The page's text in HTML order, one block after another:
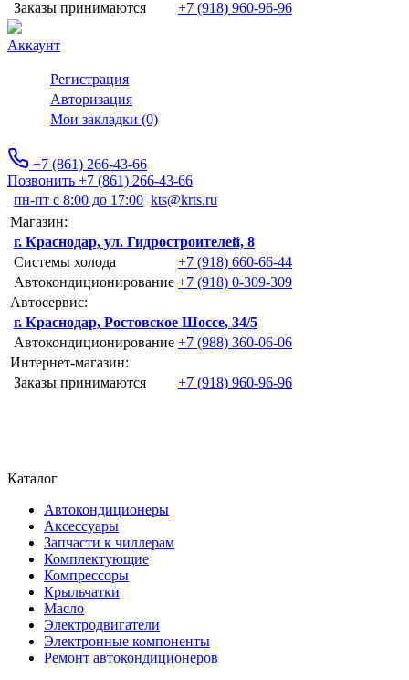
Заказы принимаются
+7 (918) 960-96-96
Аккаунт
Регистрация
Авторизация
Мои закладки (0)
+7 (861) 266-43-66
Позвонить +7 (861) 266-43-66
пн-пт с 8:00 до 17:00 kts@krts.ru
Магазин:
г. Краснодар, ул. Гидростроителей, 8
Системы холода
+7 (918) 660-66-44
Автокондиционирование +7 (918) 0-309-309
Автосервис:
г. Краснодар, Ростовское Шоссе, 34/5
Автокондиционирование +7 (988) 360-06-06
Интернет-магазин:
Заказы принимаются
+7 (918) 960-96-96
Каталог
Автокондиционеры
Аксессуары
Запчасти к чиллерам
Комплектующие
Компрессоры
Крыльчатки
Масло
Электродвигатели
Электронные компоненты
Ремонт автокондиционеров